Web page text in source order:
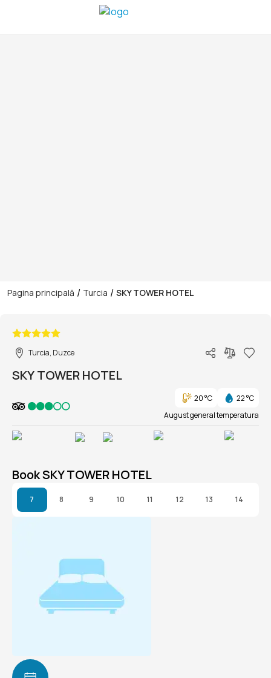
Pagina principală / Turcia / SKY TOWER HOTEL
Turcia, Duzce
SKY TOWER HOTEL
20 °C
22 °C
August general temperatura
Book SKY TOWER HOTEL
7 8 9 10 11 12 13 14